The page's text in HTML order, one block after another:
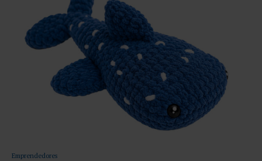
Emprendedores